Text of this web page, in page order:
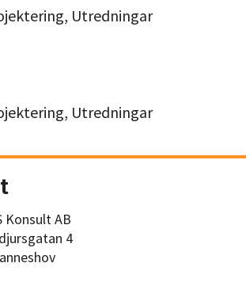
Utredningar
Utredningar
Konsult AB
4